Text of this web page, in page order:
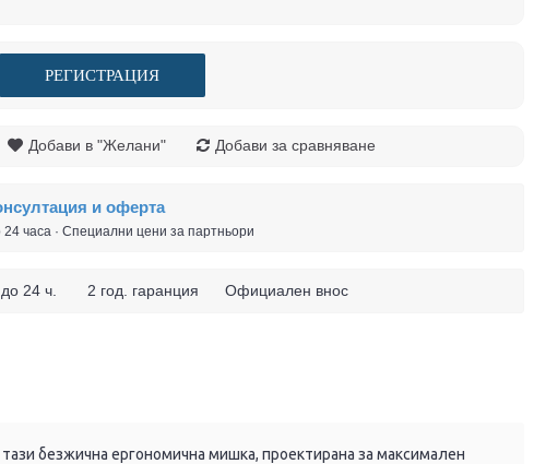
РЕГИСТРАЦИЯ
Добави в "Желани" Добави за сравняване
и оферта
24 часа · Специални цени за партньори
до 24 ч. 2 год. гаранция Официален внос
безжична ергономична мишка, проектирана за максимален